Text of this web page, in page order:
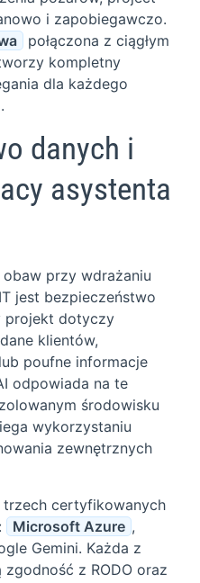
i zapobiegawczo.
połączona z ciągłym
kompletny
dla każdego
danych i
asystenta
przy wdrażaniu
jest bezpieczeństwo
projekt dotyczy
klientów,
poufne informacje
odpowiada na te
środowisku
wykorzystaniu
zewnętrznych
trzech certyfikowanych
Microsoft Azure ,
Gemini. Każda z
z RODO oraz